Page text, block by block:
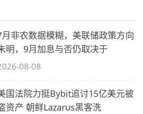
月非农数据模糊，美联储政策方向
明，9月加息与否仍取决于
08-08
国法院力挺Bybit追讨15亿美元被
资产 朝鲜Lazarus黑客洗